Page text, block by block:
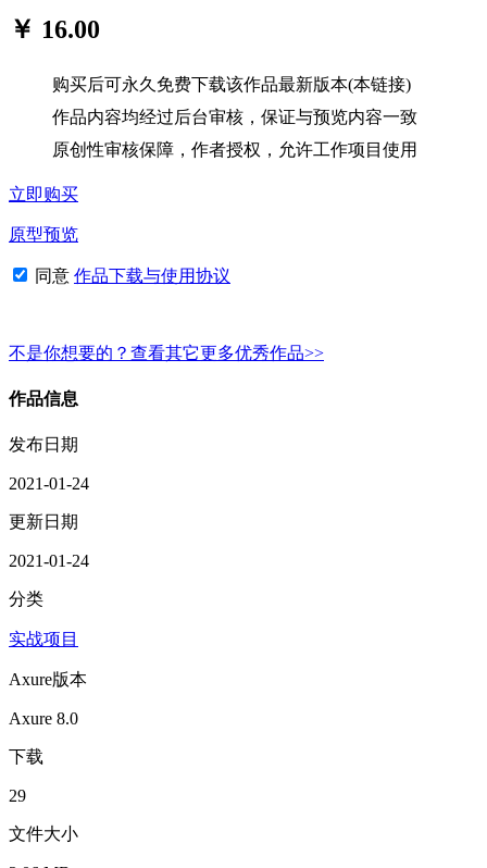
￥ 16.00
购买后可永久免费下载该作品最新版本(本链接)
作品内容均经过后台审核，保证与预览内容一致
原创性审核保障，作者授权，允许工作项目使用
立即购买
原型预览
同意 作品下载与使用协议
不是你想要的？查看其它更多优秀作品>>
作品信息
发布日期
2021-01-24
更新日期
2021-01-24
分类
实战项目
Axure版本
Axure 8.0
下载
29
文件大小